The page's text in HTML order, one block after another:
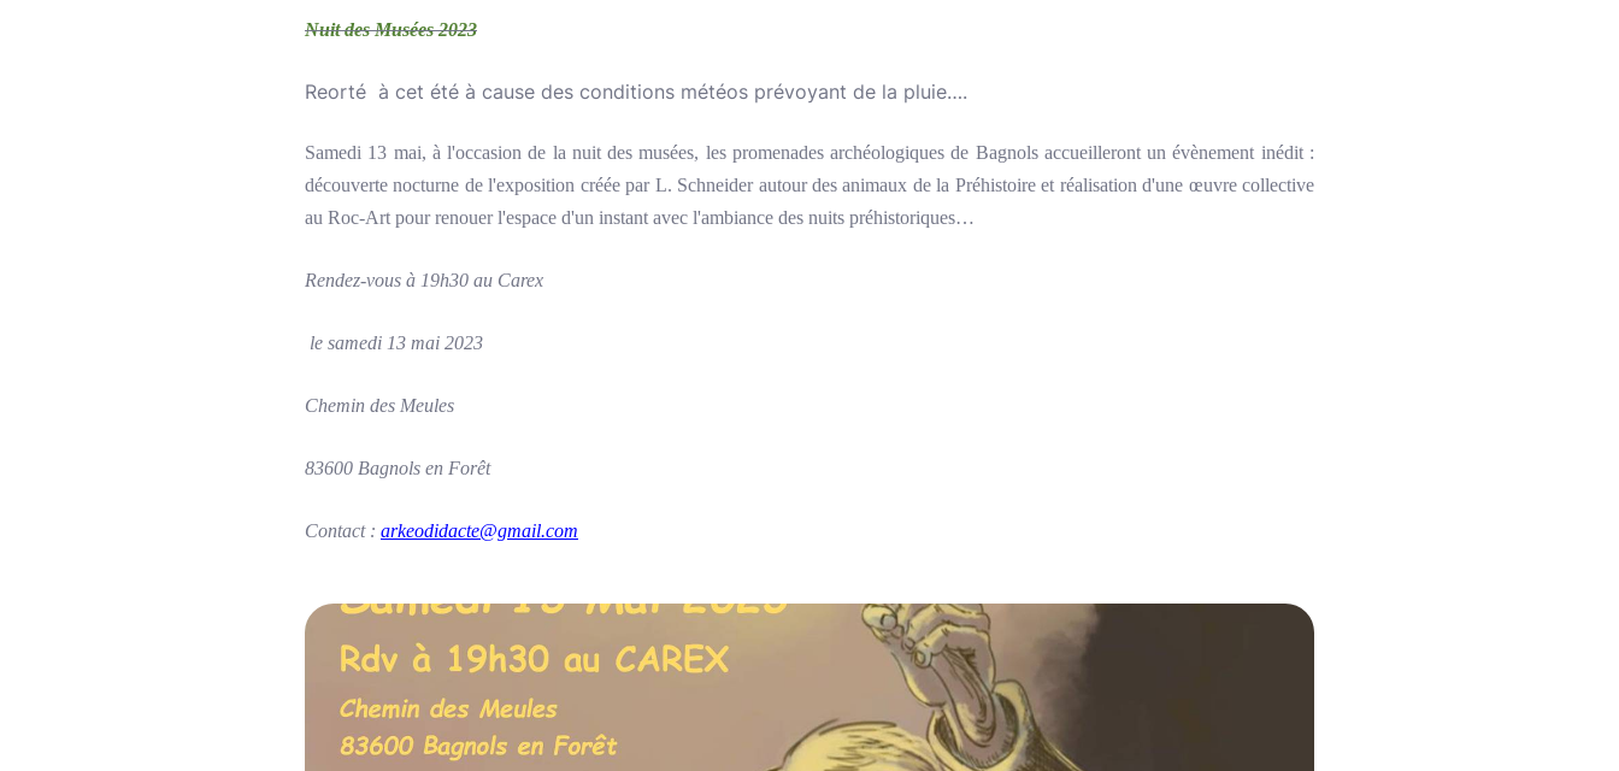
Nuit des Musées 2023
Reorté à cet été à cause des conditions météos prévoyant de la pluie….
Samedi 13 mai, à l'occasion de la nuit des musées, les promenades archéologiques de Bagnols accueilleront un évènement inédit :
découverte nocturne de l'exposition créée par L. Schneider autour des animaux de la Préhistoire et réalisation d'une œuvre collective
au Roc-Art pour renouer l'espace d'un instant avec l'ambiance des nuits préhistoriques…
Rendez-vous à 19h30 au Carex
le samedi 13 mai 2023
Chemin des Meules
83600 Bagnols en Forêt
Contact : arkeodidacte@gmail.com